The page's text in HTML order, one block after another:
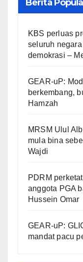
Berita
KBS perluas
seluruh
demokrasi –
GEAR-uP:
berkembang,
Hamzah
MRSM Ulul
mula bina
Wajdi
PDRM
anggota PGA
Hussein Omar
GEAR-uP:
mandat pacu